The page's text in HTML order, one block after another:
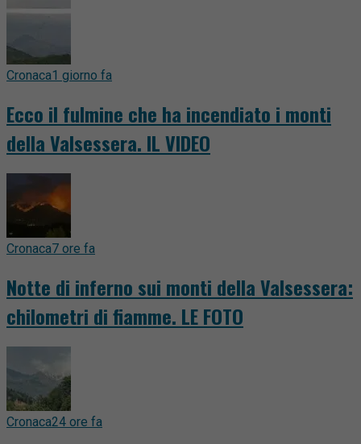
Cronaca1 giorno fa
Ecco il fulmine che ha incendiato i monti
della Valsessera. IL VIDEO
Cronaca7 ore fa
Notte di inferno sui monti della Valsessera:
chilometri di fiamme. LE FOTO
Cronaca24 ore fa